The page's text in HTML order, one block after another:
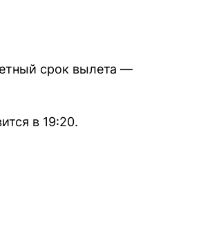
срок вылета —
в 19:20.